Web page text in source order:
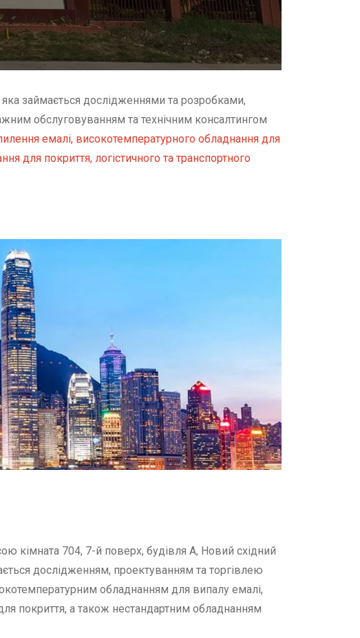
займається дослідженнями та розробками,
обслуговуванням та технічним консалтингом
емалі, високотемпературного обладнання для
для покриття, логістичного та транспортного
кімната 704, 7-й поверх, будівля А, Новий східний
дослідженням, проектуванням та торгівлею
обладнанням для випалу емалі,
покриття, а також нестандартним обладнанням